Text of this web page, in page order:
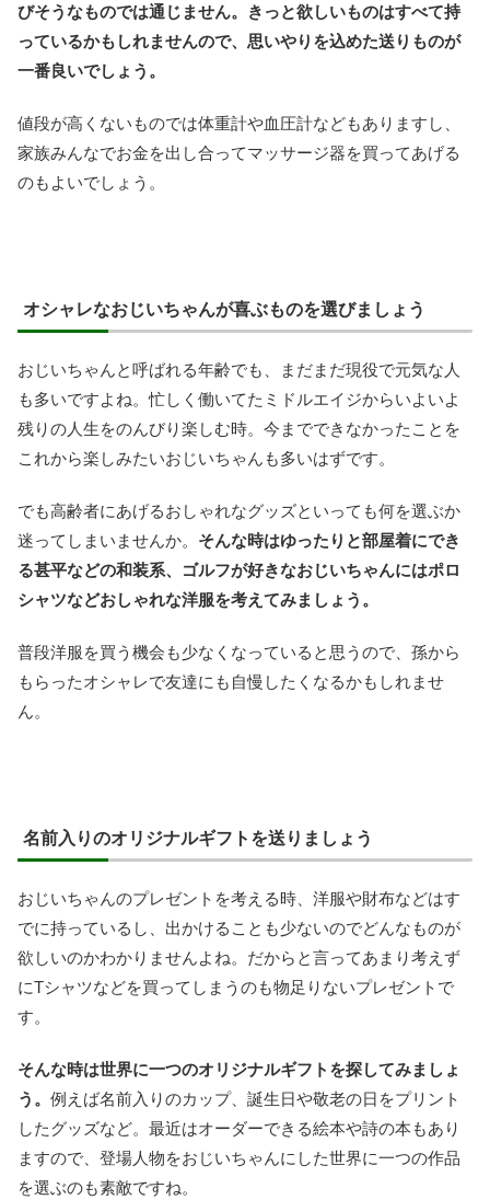
びそうなものでは通じません。きっと欲しいものはすべて持
っているかもしれませんので、思いやりを込めた送りものが
一番良いでしょう。
値段が高くないものでは体重計や血圧計などもありますし、
家族みんなでお金を出し合ってマッサージ器を買ってあげる
のもよいでしょう。
オシャレなおじいちゃんが喜ぶものを選びましょう
おじいちゃんと呼ばれる年齢でも、まだまだ現役で元気な人
も多いですよね。忙しく働いてたミドルエイジからいよいよ
残りの人生をのんびり楽しむ時。今までできなかったことを
これから楽しみたいおじいちゃんも多いはずです。
でも高齢者にあげるおしゃれなグッズといっても何を選ぶか
迷ってしまいませんか。 そんな時はゆったりと部屋着にでき
る甚平などの和装系、ゴルフが好きなおじいちゃんにはポロ
シャツなどおしゃれな洋服を考えてみましょう。
普段洋服を買う機会も少なくなっていると思うので、孫から
もらったオシャレで友達にも自慢したくなるかもしれませ
ん。
名前入りのオリジナルギフトを送りましょう
おじいちゃんのプレゼントを考える時、洋服や財布などはす
でに持っているし、出かけることも少ないのでどんなものが
欲しいのかわかりませんよね。だからと言ってあまり考えず
にTシャツなどを買ってしまうのも物足りないプレゼントで
す。
そんな時は世界に一つのオリジナルギフトを探してみましょ
う。 例えば名前入りのカップ、誕生日や敬老の日をプリント
したグッズなど。最近はオーダーできる絵本や詩の本もあり
ますので、登場人物をおじいちゃんにした世界に一つの作品
を選ぶのも素敵ですね。